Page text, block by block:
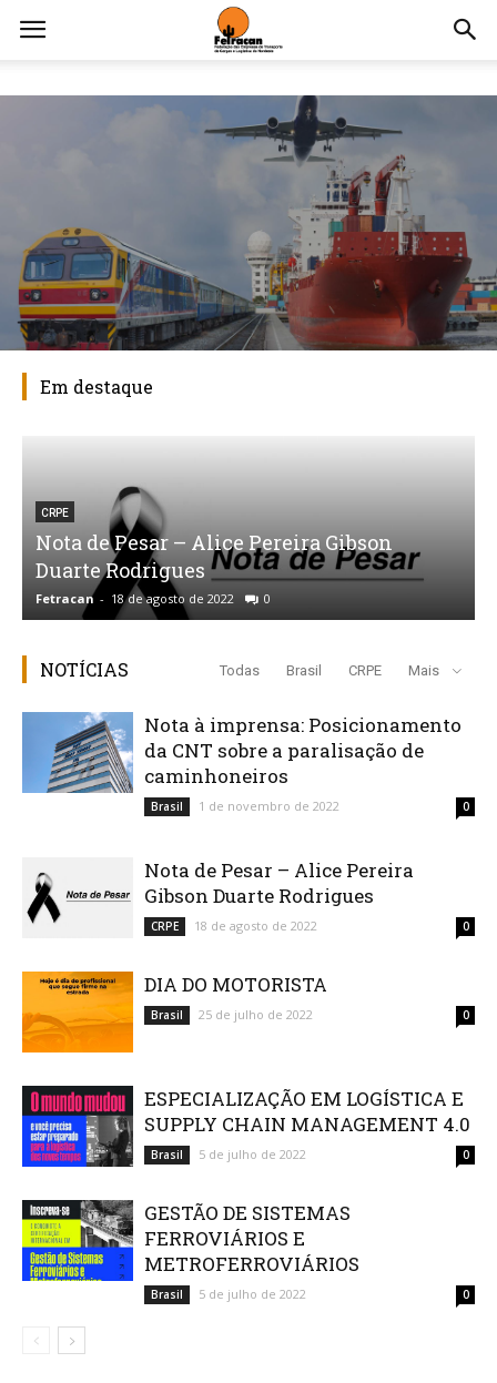
Em destaque
CRPE
Nota de Pesar – Alice Pereira Gibson
Duarte Rodrigues
Fetracan - 18 de agosto de 2022 0
NOTÍCIAS Todas Brasil CRPE Mais
Nota à imprensa: Posicionamento
da CNT sobre a paralisação de
caminhoneiros
Brasil 1 de novembro de 2022 0
Nota de Pesar – Alice Pereira
Gibson Duarte Rodrigues
CRPE 18 de agosto de 2022 0
DIA DO MOTORISTA
Brasil 25 de julho de 2022 0
ESPECIALIZAÇÃO EM LOGÍSTICA E
SUPPLY CHAIN MANAGEMENT 4.0
Brasil 5 de julho de 2022 0
GESTÃO DE SISTEMAS
FERROVIÁRIOS E
METROFERROVIÁRIOS
Brasil 5 de julho de 2022 0